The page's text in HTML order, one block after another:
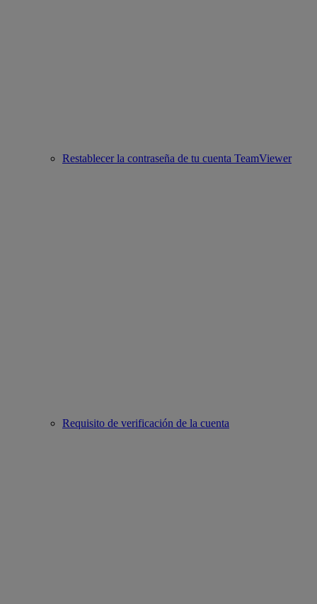
Restablecer la contraseña de tu cuenta TeamViewer
Requisito de verificación de la cuenta